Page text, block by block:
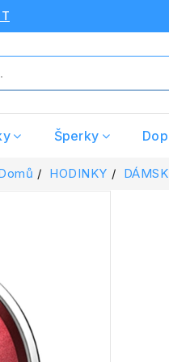
Šperky
HODINKY